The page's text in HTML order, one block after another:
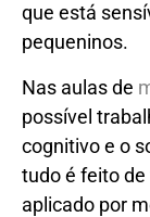
que está
pequeninos.
Nas aulas de
possível
cognitivo e o
tudo é feito
aplicado por